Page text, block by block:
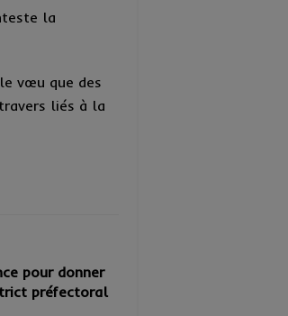
la
vœu que des
liés à la
pour donner
préfectoral